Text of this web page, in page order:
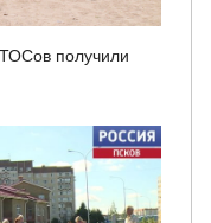
получили